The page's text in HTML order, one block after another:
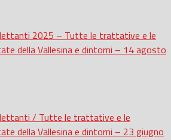
2025 – Tutte le trattative e le
della Vallesina e dintorni – 14 agosto
/ Tutte le trattative e le
della Vallesina e dintorni – 23 giugno